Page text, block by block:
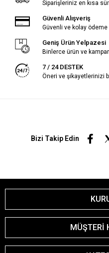
Siparişleriniz en kısa
Güvenli Alışveriş
Güvenli ve kolay
Geniş Ürün Yelpazesi
Binlerce ürün ve
7 / 24 DESTEK
Öneri ve şikayetlerinizi
Bizi Takip Edin
MÜŞTERİ